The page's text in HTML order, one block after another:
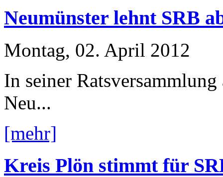
Neumünster lehnt SRB
Montag, 02. April 2012
In seiner
Neu...
[mehr]
Kreis Plön stimmt für